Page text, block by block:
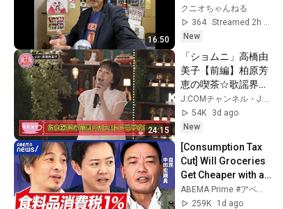
16:50
condition -
Angerme Hello!
Project Hello!
Concert ...
クニオちゃんねる
364
New
24:15
「ショムニ」高橋由
美子【前編】柏原芳
恵の喫茶☆歌謡界
♯173▼「南くんの恋
人」主題歌「友達で
いいから」 ＆ 「つ
ぐない／テレサ・テ
ン」
54K
3d ago
New
[Consumption Tax
Cut] Will Groceries
Get Cheaper with an
8% to 1% Tax Rate?
Can It Really Go
259K
1d ago